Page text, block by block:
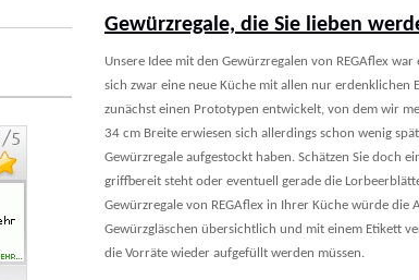
Gewürzregale, die Sie lieben
Unsere Idee mit den Gewürzregalen von REGAflex
sich zwar eine neue Küche mit allen nur erdenklichen
zunächst einen Prototypen entwickelt, von dem wir
34 cm Breite erwiesen sich allerdings schon wenig
Gewürzregale aufgestockt haben. Schätzen Sie doch
griffbereit steht oder eventuell gerade die
Gewürzregale von REGAflex in Ihrer Küche würde
Gewürzgläschen übersichtlich und mit einem Etikett
die Vorräte wieder aufgefüllt werden müssen.